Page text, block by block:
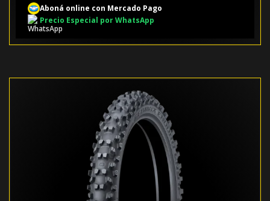
Aboná online con Mercado Pago
Precio Especial por WhatsApp